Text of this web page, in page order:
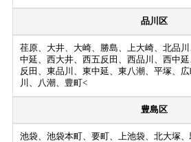
品川区
荏原、大井、大崎、勝島、上大崎、北品川
中延、西大井、西五反田、西品川、西中
反田、東品川、東中延、東八潮、平塚、
川、八潮、豊町<
豊島区
池袋、池袋本町、要町、上池袋、北大塚